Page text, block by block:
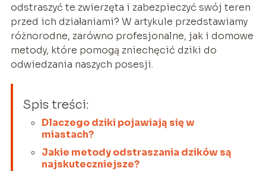
odstraszyć te zwierzęta i zabezpieczyć swój teren
przed ich działaniami? W artykule przedstawiamy
różnorodne, zarówno profesjonalne, jak i domowe
metody, które pomogą zniechęcić dziki do
odwiedzania naszych posesji.
Spis treści:
Dlaczego dziki pojawiają się w
miastach?
Jakie metody odstraszania dzików są
najskuteczniejsze?